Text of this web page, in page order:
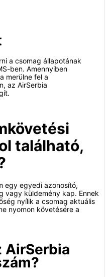
a csomag állapotának
ben. Amennyiben
merülne fel a
az AirSerbia
található,
egy egyedi azonosító,
vagy küldemény kap. Ennek
nyílik a csomag aktuális
nyomon követésére a
AirSerbia